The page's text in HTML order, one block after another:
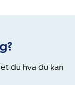
du hva du kan